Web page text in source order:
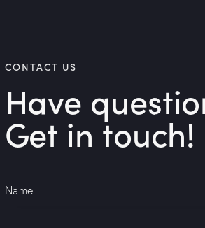
CONTACT US
Have
Get in touch!